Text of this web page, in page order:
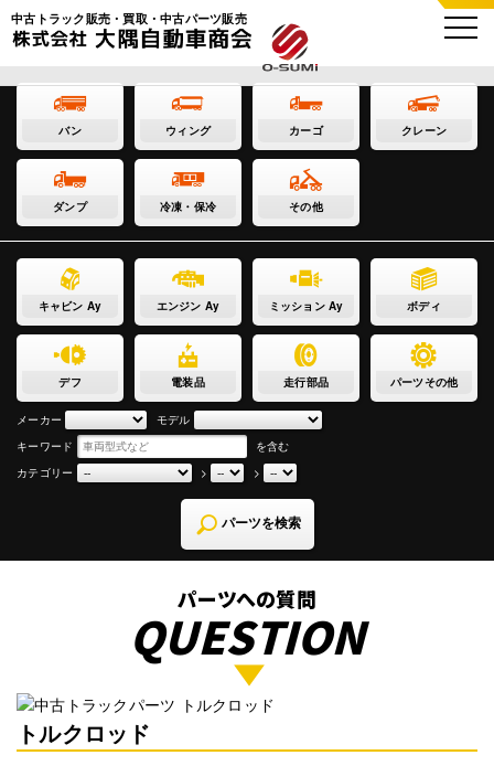
中古トラック販売・買取・中古パーツ販売
バン ウィング カーゴ クレーン
ダンプ 冷凍・保冷 その他
キャビン Ay エンジン Ay ミッション Ay ボディ
デフ 電装品 走行部品 パーツその他
メーカー
モデル
キーワード
を含む
カテゴリー
> >
パーツを検索
パーツへの質問
QUESTION
トルクロッド